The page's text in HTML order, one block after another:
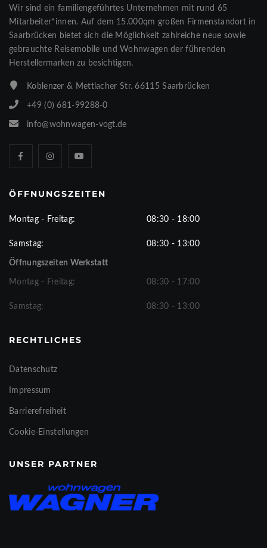
Wir sind ein familiengeführtes Unternehmen mit rund 65
Mitarbeiter*innen. Auf dem 15.000qm großen Firmenstandort in
Saarbrücken bietet sich die Möglichkeit zahlreiche neue sowie
gebrauchte Reisemobile und Wohnwagen der führenden
Herstellermarken zu besichtigen.
Koblenzer & Mettlacher Str. 66115 Saarbrücken
+49 (0) 681-99288-0
info@wohnwagen-vogt.de
ÖFFNUNGSZEITEN
Montag - Freitag: 08:30 - 18:00
Samstag: 08:30 - 13:00
Öffnungszeiten Werkstatt
Montag - Freitag: 08:30 - 17:00
Samstag: 08:30 - 13:00
RECHTLICHES
Datenschutz
Impressum
Barrierefreiheit
Cookie-Einstellungen
UNSER PARTNER